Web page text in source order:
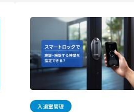
入退室管理